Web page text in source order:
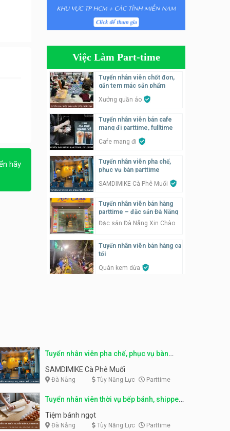
hãy
Tuyển nhân viên tiếp thực,
phục vụ bàn
– hỗ trợ ăn ở
Quán bánh đa cua
parttime
Tuyển nhân viên bán hàng
parttime
Húp Tea
Tuyển nhân viên pha chế
tiệm trà sữa
TRÀ SỮA THÁI LAN
Tuyển nhân viên tư vấn bán
bếp, bếp chính lương cao
Nhà hàng Phố Men Chill
parttime
Việc Làm Part-time
Tuyển nhân viên chốt đơn,
gắn tem mác sản phẩm
Xưởng quần áo
Tuyển nhân viên bán cafe
mang đi parttime, fulltime
Cafe mang đi
Tuyển nhân viên pha chế,
phục vụ bàn parttime
SAMDIMIKE Cà Phê Muối
Tuyển nhân viên bán hàng
parttime – đặc sản Đà Nẵng
Đặc sản Đà Nẵng Xin Chào
Tuyển nhân viên bán hàng ca
tối
Quán kem dừa
fulltime
Công ty MITA
Tuyển nhân viên đóng gói
Shop online
Tuyển nhân viên phục vụ
Tuyển nhân viên pha chế, phục vụ bàn
parttime
SAMDIMIKE Cà Phê Muối
Đà Nẵng Tùy Năng Lực Parttime
Tuyển nhân viên thời vụ bếp bánh, shipper
parttime
Tiệm bánh ngọt
Đà Nẵng Tùy Năng Lực Parttime